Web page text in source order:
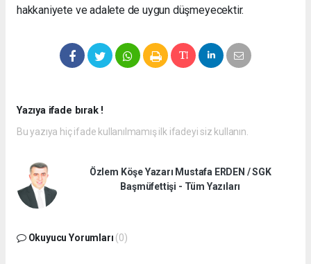
hakkaniyete ve adalete de uygun düşmeyecektir.
Yazıya ifade bırak !
Bu yazıya hiç ifade kullanılmamış ilk ifadeyi siz kullanın.
Özlem Köşe Yazarı Mustafa ERDEN / SGK
Başmüfettişi - Tüm Yazıları
Okuyucu Yorumları (0)